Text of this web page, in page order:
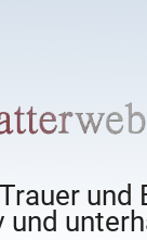
und
und